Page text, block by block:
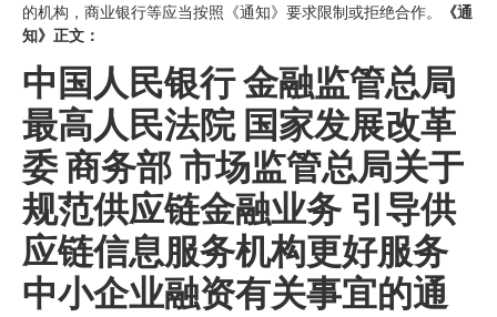
的机构，商业银行等应当按照《通知》要求限制或拒绝合作。
《通
知》正文：
中国人民银行 金融监管总局
最高人民法院 国家发展改革
委 商务部 市场监管总局关于
规范供应链金融业务 引导供
应链信息服务机构更好服务
中小企业融资有关事宜的通